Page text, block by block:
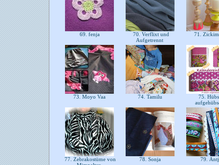
69. fenja
70. Verflixt und
Aufgetrennt
71.
73. Moyo Vaa 74. Tamilu
75.
77. Zebrakostüme von
78. Sonja 79.